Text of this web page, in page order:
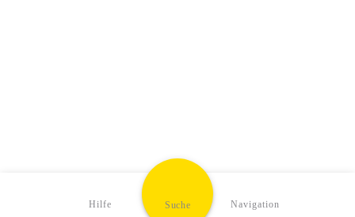
Hilfe Suche Navigation